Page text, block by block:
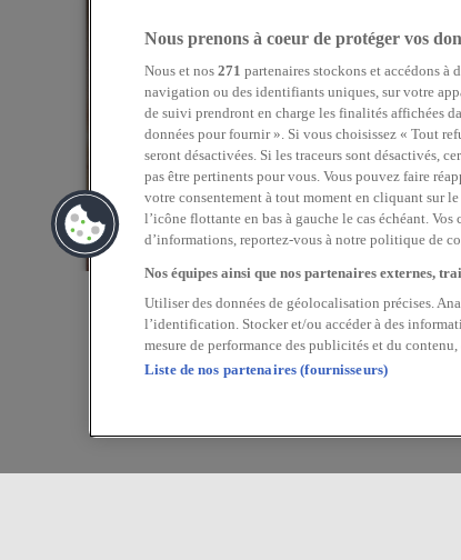
Nous prenons à coeur de protéger vos
Nous et nos 271 partenaires stockons et accédons à
navigation ou des identifiants uniques, sur votre
de suivi prendront en charge les finalités affichées
données pour fournir ». Si vous choisissez « Tout
seront désactivées. Si les traceurs sont désactivés,
pas être pertinents pour vous. Vous pouvez faire
votre consentement à tout moment en cliquant sur
l’icône flottante en bas à gauche le cas échéant.
d’informations, reportez-vous à notre politique de
Nos équipes ainsi que nos partenaires externes,
Utiliser des données de géolocalisation précises.
l’identification. Stocker et/ou accéder à des
mesure de performance des publicités et du
Liste de nos partenaires (fournisseurs)